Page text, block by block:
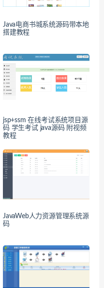
Java电商书城系统源码带本地
搭建教程
jsp+ssm 在线考试系统项目源
码 学生考试 java源码 附视频
教程
JavaWeb人力资源管理系统源
码